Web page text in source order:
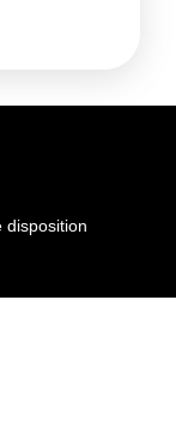
disposition